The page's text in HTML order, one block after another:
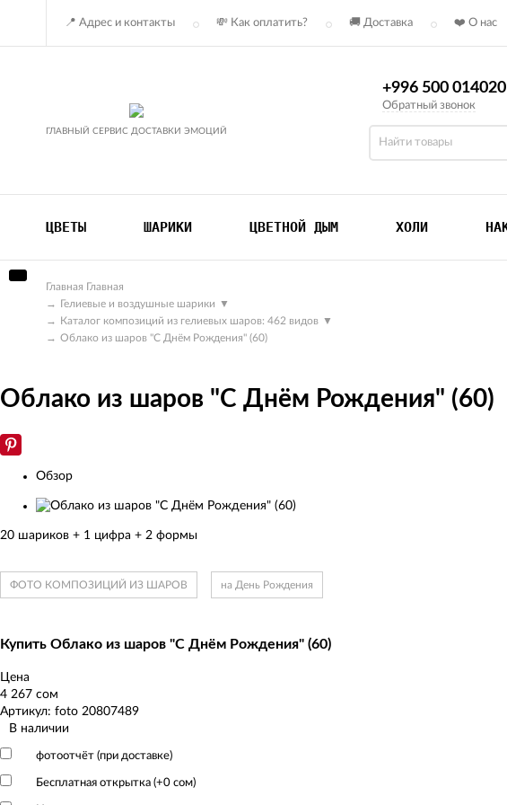
📍 Адрес и контакты 💸 Как оплатить? 🚚 Доставка ❤️ О нас
ГЛАВНЫЙ СЕРВИС ДОСТАВКИ ЭМОЦИЙ
+996 500 014020
Обратный звонок
ЦВЕТЫ ШАРИКИ ЦВЕТНОЙ ДЫМ ХОЛИ
Главная Главная
→ Гелиевые и воздушные шарики ▼
→ Каталог композиций из гелиевых шаров: 462 видов ▼
→ Облако из шаров "С Днём Рождения" (60)
Облако из шаров "С Днём Рождения" (60)
Обзор
Изображения
товаров
20 шариков + 1 цифра + 2 формы
ФОТО КОМПОЗИЦИЙ ИЗ ШАРОВ на День Рождения
Купить Облако из шаров "С Днём Рождения" (60)
Цена
4 267 сом
Артикул: foto 20807489
В наличии
фотоотчёт (при доставке)
Бесплатная открытка (+0 сом)